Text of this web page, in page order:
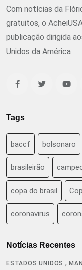
Com notícias da
gratuitos, o
publicação dirigida
Unidos da América
Tags
baccf bolsonaro
brasileirão
copa do brasil
coronavirus
Notícias Recentes
ESTADOS UNIDOS ,